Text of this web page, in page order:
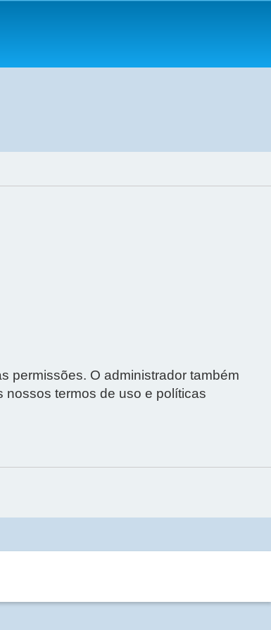
permissões. O administrador também
nossos termos de uso e políticas